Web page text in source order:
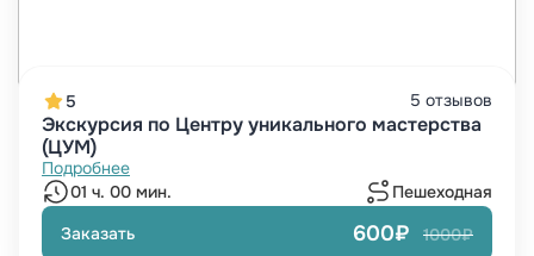
5 5 отзывов
Экскурсия по Центру уникального мастерства
(ЦУМ)
Подробнее
01 ч. 00 мин.
Пешеходная
Заказать
600₽ 1000₽